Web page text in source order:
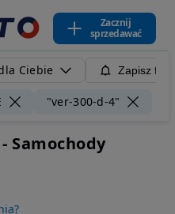
Zacznij
sprzedawać
Ciebie Zapisz
"ver-300-d-4"
Samochody